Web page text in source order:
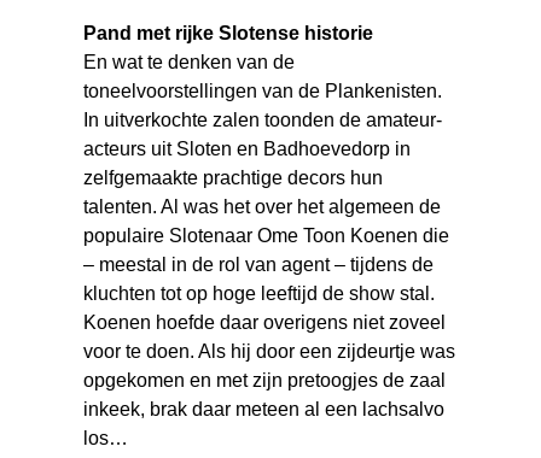
Pand met rijke Slotense historie
En wat te denken van de
toneelvoorstellingen van de Plankenisten.
In uitverkochte zalen toonden de amateur-
acteurs uit Sloten en Badhoevedorp in
zelfgemaakte prachtige decors hun
talenten. Al was het over het algemeen de
populaire Slotenaar Ome Toon Koenen die
– meestal in de rol van agent – tijdens de
kluchten tot op hoge leeftijd de show stal.
Koenen hoefde daar overigens niet zoveel
voor te doen. Als hij door een zijdeurtje was
opgekomen en met zijn pretoogjes de zaal
inkeek, brak daar meteen al een lachsalvo
los…